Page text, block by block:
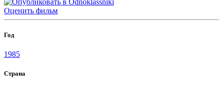
Оценить фильм
Год
1985
Страна